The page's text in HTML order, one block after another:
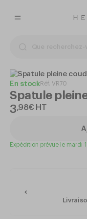
En stockRéf. VR70
Spatule
3,98€ HT
Expédition prévue le mardi